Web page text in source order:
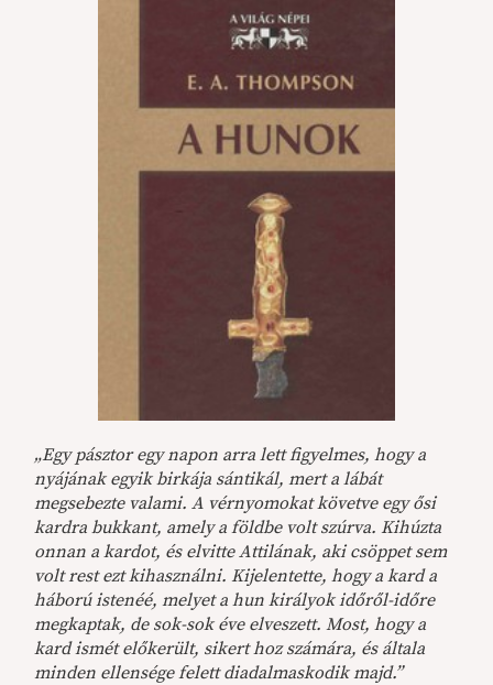
„Egy pásztor egy napon arra lett figyelmes, hogy a
nyájának egyik birkája sántikál, mert a lábát
megsebezte valami. A vérnyomokat követve egy ősi
kardra bukkant, amely a földbe volt szúrva. Kihúzta
onnan a kardot, és elvitte Attilának, aki csöppet sem
volt rest ezt kihasználni. Kijelentette, hogy a kard a
háború istenéé, melyet a hun királyok időről-időre
megkaptak, de sok-sok éve elveszett. Most, hogy a
kard ismét előkerült, sikert hoz számára, és általa
minden ellensége felett diadalmaskodik majd.”